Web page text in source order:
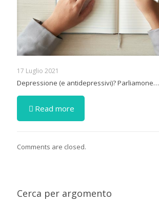
17 Luglio 2021
Depressione (e antidepressivi)? Parliamone…
Read more
Comments are closed.
Cerca per argomento